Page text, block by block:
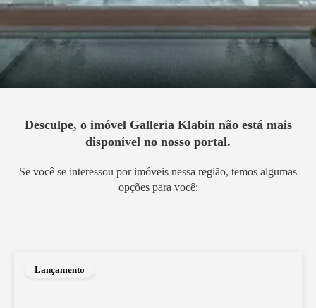
Desculpe, o imóvel Galleria Klabinnão está mais
disponível no nosso portal.
Se você se interessou por imóveis nessa região, temos algumas
opções para você:
Lançamento